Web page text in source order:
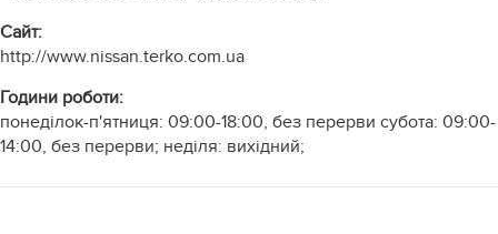
Cайт:
http://www.nissan.terko.com.ua
Години роботи:
понеділок-п'ятниця: 09:00-18:00, без перерви субота: 09:00-
14:00, без перерви; неділя: вихідний;